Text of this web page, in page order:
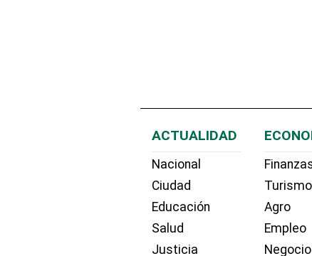
ACTUALIDAD
Nacional
Ciudad
Educación
Salud
Justicia
Turismo
Agro
Empleo